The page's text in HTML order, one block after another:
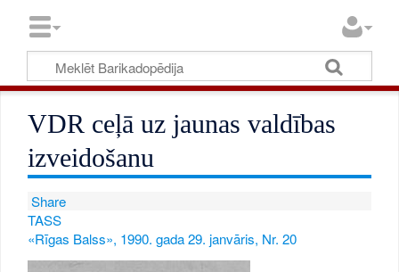
VDR ceļā uz jaunas valdības
izveidošanu
Share
TASS
«Rīgas Balss», 1990. gada 29. janvāris, Nr. 20